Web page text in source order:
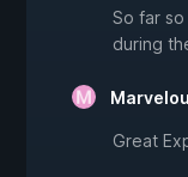
So far
during
Great